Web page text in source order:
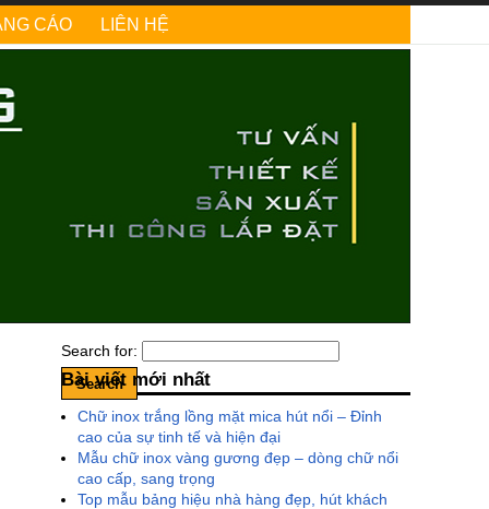
CÁO LIÊN HỆ
Search for:
Bài viết mới nhất
Chữ inox trắng lồng mặt mica hút nổi – Đỉnh
cao của sự tinh tế và hiện đại
Mẫu chữ inox vàng gương đẹp – dòng chữ nổi
cao cấp, sang trọng
Top mẫu bảng hiệu nhà hàng đẹp, hút khách